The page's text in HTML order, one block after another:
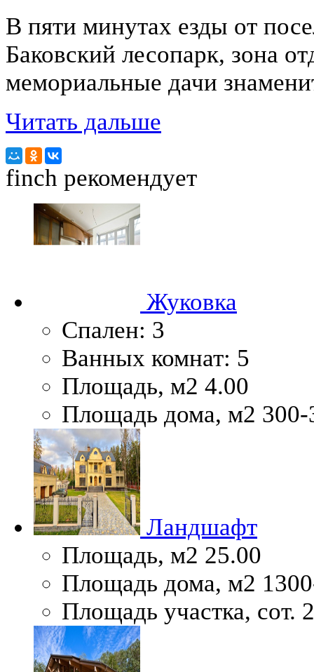
В пяти минутах езды от
Баковский лесопарк, зона
мемориальные дачи
Читать дальше
finch рекомендует
Жуковка
Спален: 3
Ванных комнат: 5
Площадь, м2 4.00
Площадь дома, м2
Ландшафт
Площадь, м2 25.00
Площадь дома, м2
Площадь участка, сот.